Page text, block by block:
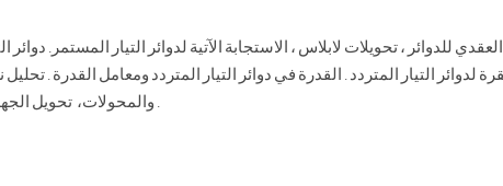
للدوائر ، تحويلات لابلاس ، الاستجابة الآتية لدوائر التيار المستمر. دوائر
لدوائر التيار المتردد . القدرة في دوائر التيار المتردد ومعامل القدرة . تحليل
والمحولات، تحويل الجهد المتناوب إلى متواصل ، مضخات القدرة العملية .